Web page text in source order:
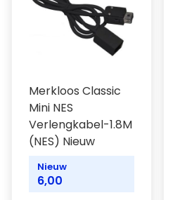
Merkloos Classic
Mini NES
Verlengkabel-1.8M
(NES) Nieuw
Nieuw
6,00